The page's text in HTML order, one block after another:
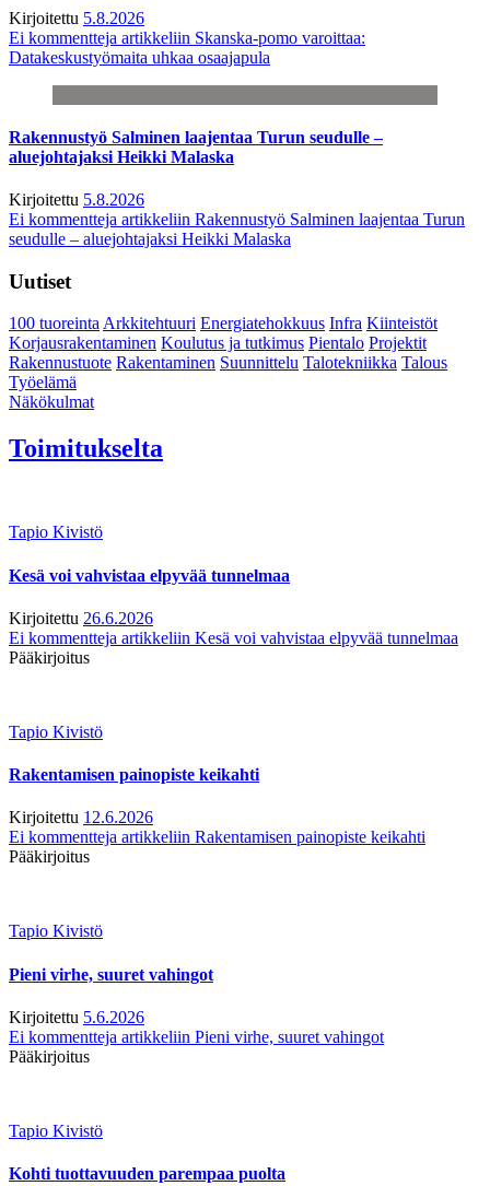
Kirjoitettu 5.8.2026
Ei kommentteja artikkeliin Skanska-pomo varoittaa:
Datakeskustyömaita uhkaa osaajapula
Rakennustyö Salminen laajentaa Turun seudulle –
aluejohtajaksi Heikki Malaska
Kirjoitettu 5.8.2026
Ei kommentteja artikkeliin Rakennustyö Salminen laajentaa Turun
seudulle – aluejohtajaksi Heikki Malaska
Uutiset
100 tuoreintaArkkitehtuuri Energiatehokkuus Infra Kiinteistöt
Korjausrakentaminen Koulutus ja tutkimus Pientalo Projektit
Rakennustuote Rakentaminen Suunnittelu Talotekniikka Talous
Työelämä
Näkökulmat
Toimitukselta
Tapio Kivistö
Kesä voi vahvistaa elpyvää tunnelmaa
Kirjoitettu 26.6.2026
Ei kommentteja artikkeliin Kesä voi vahvistaa elpyvää tunnelmaa
Pääkirjoitus
Tapio Kivistö
Rakentamisen painopiste keikahti
Kirjoitettu 12.6.2026
Ei kommentteja artikkeliin Rakentamisen painopiste keikahti
Pääkirjoitus
Tapio Kivistö
Pieni virhe, suuret vahingot
Kirjoitettu 5.6.2026
Ei kommentteja artikkeliin Pieni virhe, suuret vahingot
Pääkirjoitus
Tapio Kivistö
Kohti tuottavuuden parempaa puolta